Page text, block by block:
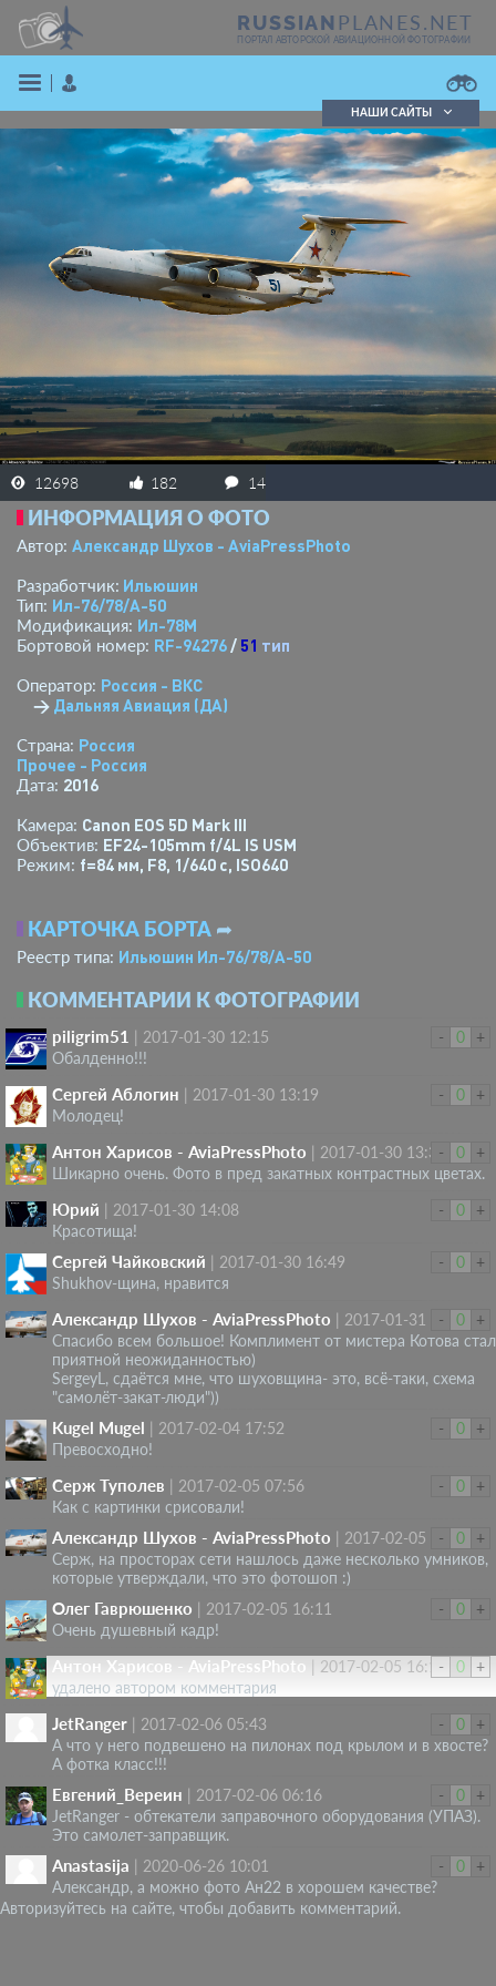
RUSSIAN PLANES.NET
ПОРТАЛ АВТОРСКОЙ АВИАЦИОННОЙ ФОТОГРАФИИ
ЗАРЕГИСТРИРОВАТЬСЯ
Поиск фотографий
Поиск в реестре
Кратко
Подробно
НАШИ САЙТЫ
12698 182 14
ИНФОРМАЦИЯ О ФОТО
Автор: Александр Шухов - AviaPressPhoto
Разработчик: Ильюшин
Тип: Ил-76/78/А-50
Модификация: Ил-78М
Бортовой номер: RF-94276 / 51 тип
Оператор: Россия - ВКС
→ Дальняя Авиация (ДА)
Страна: Россия
Прочее - Россия
Дата: 2016
Камера: Canon EOS 5D Mark III
Объектив: EF24-105mm f/4L IS USM
Режим: f=84 мм, F8, 1/640 с, ISO640
КАРТОЧКА БОРТА ➦
Реестр типа: Ильюшин Ил-76/78/А-50
КОММЕНТАРИИ К ФОТОГРАФИИ
- 0 +
piligrim51
2017-01-30 12:15
Обалденно!!!
-
0 +
Сергей Аблогин
2017-01-30 13:19
Молодец!
-
0 +
Антон Харисов - AviaPressPhoto
2017-01-30 13:39
Шикарно очень. Фото в пред закатных контрастных цветах.
-
0 +
Юрий
2017-01-30 14:08
Красотища!
-
0 +
Сергей Чайковский
2017-01-30 16:49
Shukhov-щина, нравится
-
0 +
Александр Шухов - AviaPressPhoto
2017-01-31 16:47
Спасибо всем большое! Комплимент от мистера Котова стал
приятной неожиданностью)
SergeyL, сдаётся мне, что шуховщина- это, всё-таки, схема
"самолёт-закат-люди"))
-
0 +
Kugel Mugel
2017-02-04 17:52
Превосходно!
-
0 +
Серж Туполев
2017-02-05 07:56
Как с картинки срисовали!
-
0 +
Александр Шухов - AviaPressPhoto
2017-02-05 16:07
Серж, на просторах сети нашлось даже несколько умников,
которые утверждали, что это фотошоп :)
-
0 +
Олег Гаврюшенко
2017-02-05 16:11
Очень душевный кадр!
-
0 +
Антон Харисов - AviaPressPhoto
2017-02-05 16:16
удалено автором комментария
-
0 +
JetRanger
2017-02-06 05:43
А что у него подвешено на пилонах под крылом и в хвосте?
А фотка класс!!!
-
0 +
Евгений_Вереин
2017-02-06 06:16
JetRanger - обтекатели заправочного оборудования (УПАЗ).
Это самолет-заправщик.
-
0 +
Anastasija
2020-06-26 10:01
Александр, а можно фото Ан22 в хорошем качестве?
Авторизуйтесь на сайте, чтобы добавить комментарий.